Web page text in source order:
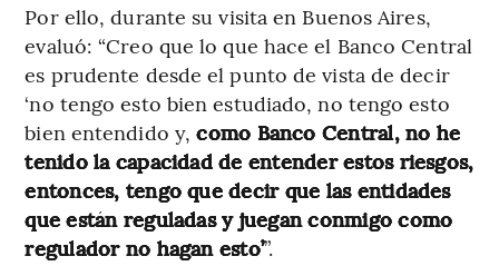
Por ello, durante su visita en Buenos Aires,
evaluó: “Creo que lo que hace el Banco Central
es prudente desde el punto de vista de decir
‘no tengo esto bien estudiado, no tengo esto
bien entendido y, como Banco Central, no he
tenido la capacidad de entender estos riesgos,
entonces, tengo que decir que las entidades
que están reguladas y juegan conmigo como
regulador no hagan esto’”.